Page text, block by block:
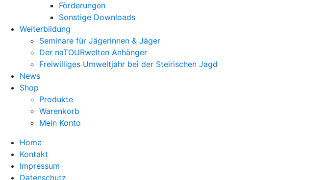
Förderungen
Sonstige Downloads
Weiterbildung
Seminare für Jägerinnen & Jäger
Der naTOURwelten Anhänger
Freiwilliges Umweltjahr bei der Steirischen Jagd
News
Shop
Produkte
Warenkorb
Mein Konto
Home
Kontakt
Impressum
Datenschutz